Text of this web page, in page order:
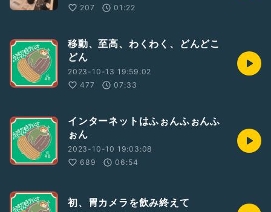
207
01:22
移動、至高、わくわく、どんどこ
どん
2023-10-13 19:59:02
477
07:33
インターネットはふぉんふぉんふ
ぉん
2023-10-10 19:03:08
689
06:54
初、胃カメラを飲み終えて